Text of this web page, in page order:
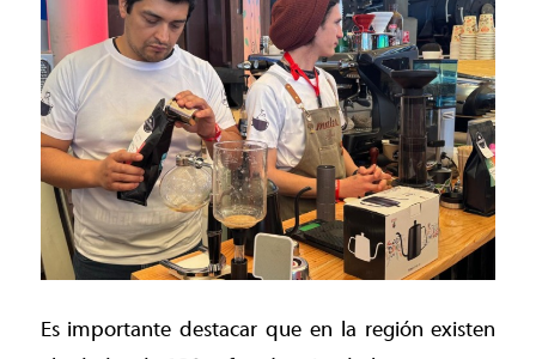
Es importante destacar que en la región existen